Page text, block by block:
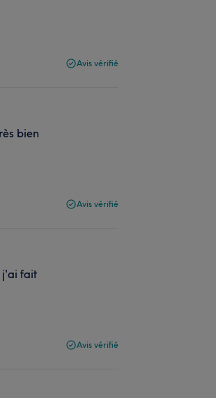
Avis vérifié
bien
Avis vérifié
j'ai fait
Avis vérifié